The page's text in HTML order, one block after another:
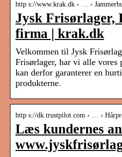
http s://www.krak.dk › … ›
Jysk Frisørlager,
firma | krak.dk
Velkommen til Jysk
Frisørlager, har vi alle vores
kan derfor garanterer en
produkterne.
http s://dk.trustpilot.com › … ›
Læs kundernes